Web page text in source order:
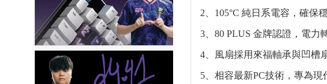
2、105°C 純日系電容，確保
3、80 PLUS 金牌認證，電力
4、風扇採用來福軸承與凹槽
5、相容最新PC技術，專為